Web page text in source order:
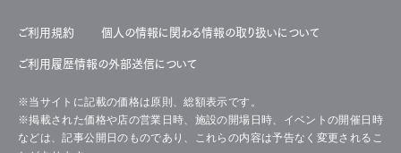
ご利用規約 個人の情報に関わる情報の取り扱いについて
ご利用履歴情報の外部送信について
※当サイトに記載の価格は原則、総額表示です。
※掲載された価格や店の営業日時、施設の開場日時、イベントの開催日時
などは、記事公開日のものであり、これらの内容は予告なく変更されるこ